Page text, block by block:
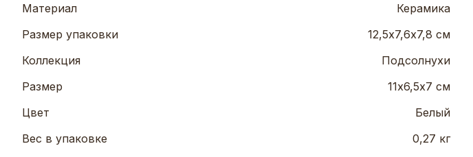
Материал
Керамика
Размер упаковки
12,5х7,6х7,8 см
Коллекция
Подсолнухи
Размер
11х6,5х7 см
Цвет
Белый
Вес в упаковке
0,27 кг